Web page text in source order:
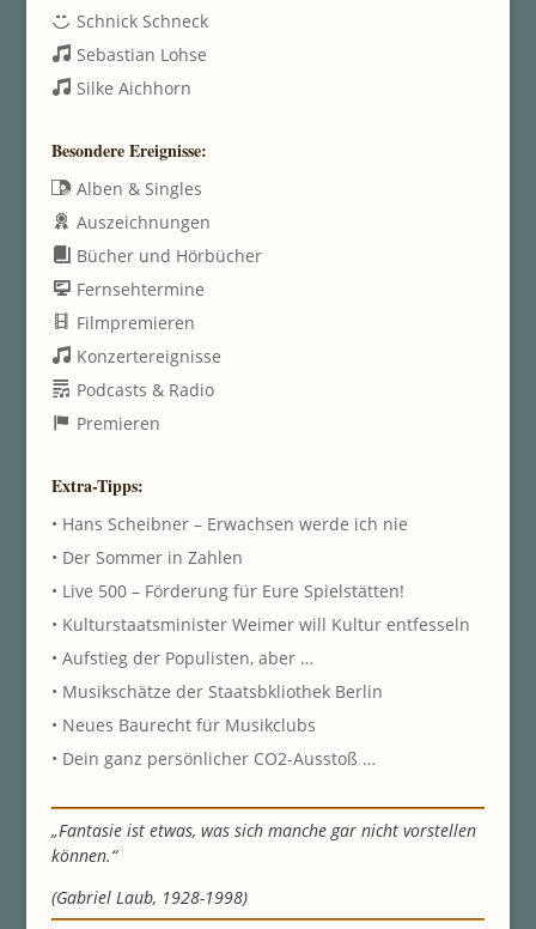
Schnick Schneck
Sebastian Lohse
Silke Aichhorn
Besondere Ereignisse:
Alben & Singles
Auszeichnungen
Bücher und Hörbücher
Fernsehtermine
Filmpremieren
Konzertereignisse
Podcasts & Radio
Premieren
Extra-Tipps:
• Hans Scheibner – Erwachsen werde ich nie
• Der Sommer in Zahlen
• Live 500 – Förderung für Eure Spielstätten!
• Kulturstaatsminister Weimer will Kultur entfesseln
• Aufstieg der Populisten, aber …
• Musikschätze der Staatsbkliothek Berlin
• Neues Baurecht für Musikclubs
• Dein ganz persönlicher CO2-Ausstoß …
„Fantasie ist etwas, was sich manche gar nicht vorstellen
können.“
(Gabriel Laub, 1928-1998)